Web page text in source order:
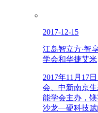
2017-12-15
江岛智立方·智
学会和华捷艾米
2017年11月17
会、中新南京
能学会主办，
沙龙—硬科技赋